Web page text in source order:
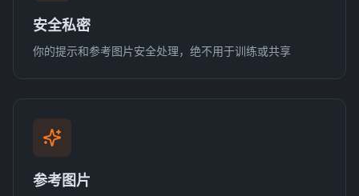
安全私密
你的提示和参考图片安全处理，绝不用于训练或共享
参考图片